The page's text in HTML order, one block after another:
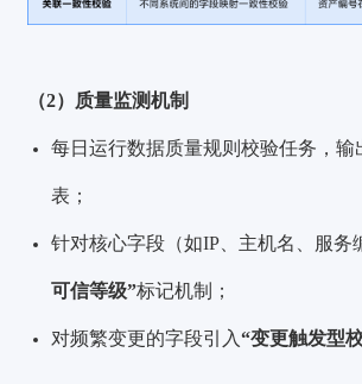
（2）质量监测机制
每日运行数据质量规则校验任务，输
表；
针对核心字段（如IP、主机名、服务
可信等级”标记机制；
对频繁变更的字段引入“变更触发型